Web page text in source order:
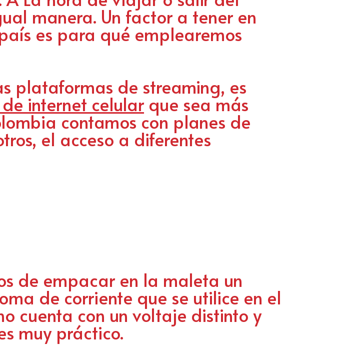
manera. Un factor a tener en
es para qué emplearemos
plataformas de streaming, es
de internet celular que sea más
contamos con planes de
el acceso a diferentes
de empacar en la maleta un
de corriente que se utilice en el
cuenta con un voltaje distinto y
muy práctico.